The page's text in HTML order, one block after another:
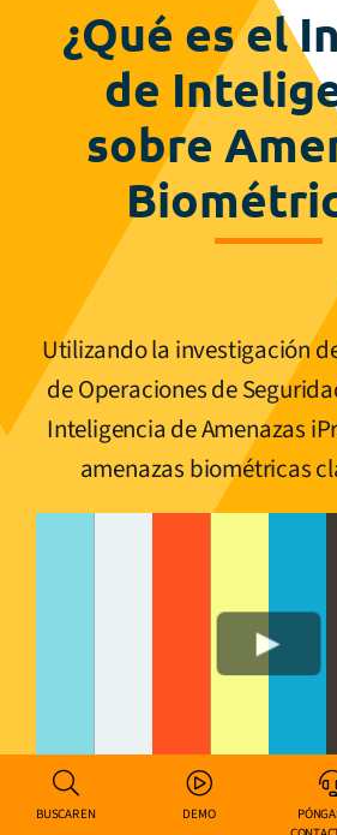
¿Qué es el
de
sobre
Utilizando la investigación
de Operaciones de
Inteligencia de Amenazas
amenazas biométricas
BUSCAR EN DEMO